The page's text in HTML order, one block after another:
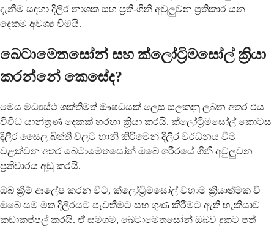
දැනීම සඳහා දිලීර නාශක සහ ප්‍රති-ගිනි අවුලුවන ප්‍රතිකාර යන
දෙකම අවශ්‍ය වීමයි.
බෙටාමෙතසෝන් සහ ක්ලෝට්‍රිමසෝල් ක්‍රියා
කරන්නේ කෙසේද?
මෙය මධ්‍යස්ථ ශක්තිමත් ඖෂධයක් ලෙස සලකනු ලබන අතර එය
විවිධ යාන්ත්‍රණ දෙකක් හරහා ක්‍රියා කරයි. ක්ලෝට්‍රිමසෝල් කොටස
දිලීර සෛල බිත්ති වලට හානි කිරීමෙන් දිලීර වර්ධනය වීම
වළක්වන අතර බෙටාමෙතසෝන් ඔබේ ශරීරයේ ගිනි අවුලුවන
ප්‍රතිචාරය අඩු කරයි.
ඔබ ක්‍රීම් ආලේප කරන විට, ක්ලෝට්‍රිමසෝල් වහාම ක්‍රියාත්මක වී
ඔබේ සම මත දිලීරයට පැවතීමට සහ ගුණ කිරීමට ඇති හැකියාව
කඩාකප්පල් කරයි. ඒ සමගම, බෙටාමෙතසෝන් ඔබව දුකට පත්